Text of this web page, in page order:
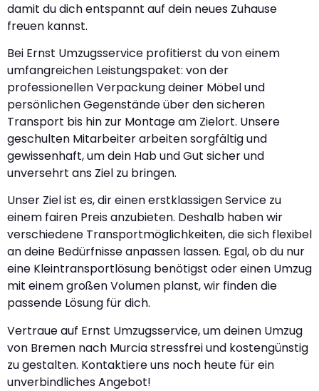
damit du dich entspannt auf dein neues Zuhause
freuen kannst.
Bei Ernst Umzugsservice profitierst du von einem
umfangreichen Leistungspaket: von der
professionellen Verpackung deiner Möbel und
persönlichen Gegenstände über den sicheren
Transport bis hin zur Montage am Zielort. Unsere
geschulten Mitarbeiter arbeiten sorgfältig und
gewissenhaft, um dein Hab und Gut sicher und
unversehrt ans Ziel zu bringen.
Unser Ziel ist es, dir einen erstklassigen Service zu
einem fairen Preis anzubieten. Deshalb haben wir
verschiedene Transportmöglichkeiten, die sich flexibel
an deine Bedürfnisse anpassen lassen. Egal, ob du nur
eine Kleintransportlösung benötigst oder einen Umzug
mit einem großen Volumen planst, wir finden die
passende Lösung für dich.
Vertraue auf Ernst Umzugsservice, um deinen Umzug
von Bremen nach Murcia stressfrei und kostengünstig
zu gestalten. Kontaktiere uns noch heute für ein
unverbindliches Angebot!